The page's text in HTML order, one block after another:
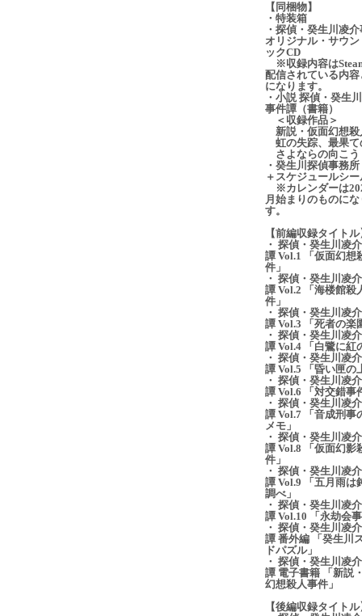
【同梱物】
・特装箱
・探偵・癸生川凌
オリジナル・サウ
ックCD
※収録内容は
配信されている内容
になります。
・小説 探偵・癸生
事件譚（書籍）
＜収録作品＞
新説・仮面幻想殺
虹の失踪、最果て
さよならの向こう
・癸生川探偵事務
＋スケジュールシー
※カレンダーは
月始まりのものにな
す。
【前編収録タイトル
・ 探偵・癸生川凌
譚 Vol.1 「仮面幻想
件」
・ 探偵・癸生川凌
譚 Vol.2 「海楼館殺
件」
・ 探偵・癸生川凌
譚 Vol.3 「死者の楽
・ 探偵・癸生川凌
譚 Vol.4 「白鷺に紅
・ 探偵・癸生川凌
譚 Vol.5 「昏い匣の
・ 探偵・癸生川凌
譚 Vol.6 「対交錯事
・ 探偵・癸生川凌
譚 Vol.7 「音成刑事
メモ」
・ 探偵・癸生川凌
譚 Vol.8 「仮面幻影
件」
・ 探偵・癸生川凌
譚 Vol.9 「五月雨は
調べ」
・ 探偵・癸生川凌
譚 Vol.10 「永劫会
・ 探偵・癸生川凌
譚 番外編 「癸生川
ドパズル」
・ 探偵・癸生川凌
譚 電子書籍 「新説
幻想殺人事件」
【後編収録タイトル